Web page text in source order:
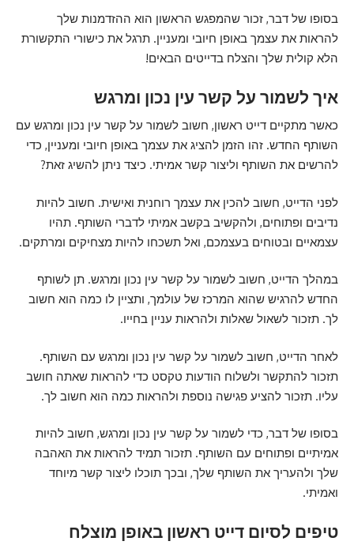
בסופו של דבר, זכור שהמפגש הראשון הוא ההזדמנות שלך
להראות את עצמך באופן חיובי ומעניין. תרגל את כישורי התקשורת
הלא קולית שלך והצלח בדייטים הבאים!
איך לשמור על קשר עין נכון ומרגש
כאשר מתקיים דייט ראשון, חשוב לשמור על קשר עין נכון ומרגש עם
השותף החדש. זהו הזמן להציג את עצמך באופן חיובי ומעניין, כדי
להרשים את השותף וליצור קשר אמיתי. כיצד ניתן להשיג זאת?
לפני הדייט, חשוב להכין את עצמך רוחנית ואישית. חשוב להיות
נדיבים ופתוחים, ולהקשיב בקשב אמיתי לדברי השותף. תהיו
עצמאיים ובטוחים בעצמכם, ואל תשכחו להיות מצחיקים ומרתקים.
במהלך הדייט, חשוב לשמור על קשר עין נכון ומרגש. תן לשותף
החדש להרגיש שהוא המרכז של עולמך, ותציין לו כמה הוא חשוב
לך. תזכור לשאול שאלות ולהראות עניין בחייו.
לאחר הדייט, חשוב לשמור על קשר עין נכון ומרגש עם השותף.
תזכור להתקשר ולשלוח הודעות טקסט כדי להראות שאתה חושב
עליו. תזכור להציע פגישה נוספת ולהראות כמה הוא חשוב לך.
בסופו של דבר, כדי לשמור על קשר עין נכון ומרגש, חשוב להיות
אמיתיים ופתוחים עם השותף. תזכור תמיד להראות את האהבה
שלך ולהעריך את השותף שלך, ובכך תוכלו ליצור קשר מיוחד
ואמיתי.
טיפים לסיום דייט ראשון באופן מוצלח